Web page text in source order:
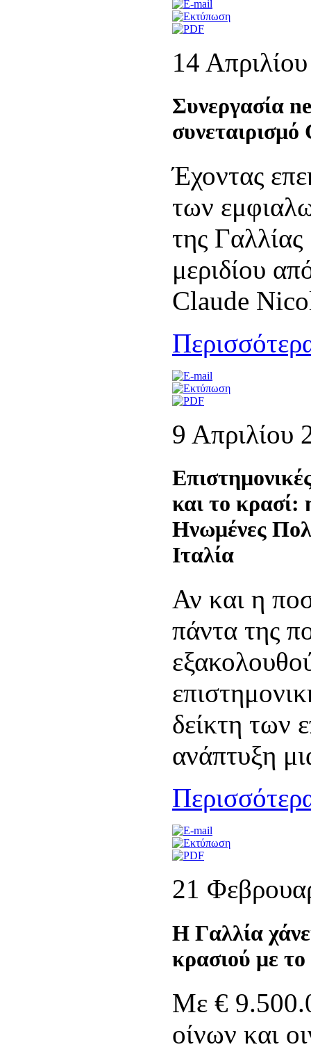
14
Συνεργασία
Έχοντας
των
της
μεριδίου
Claude
9 Απριλίου
και το κρασί:
Ηνωμένες
Ιταλία
Αν και η
πάντα της
δείκτη των
ανάπτυξη
21
H Γαλλία
κρασιού με
Με €
οίνων και